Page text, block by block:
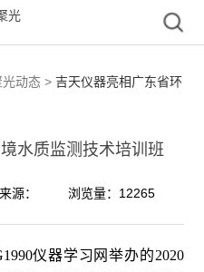
光动态 > 吉天仪器亮相广东省环
水质监测技术培训班
来源： 浏览量：12265
仪器学习网举办的2020